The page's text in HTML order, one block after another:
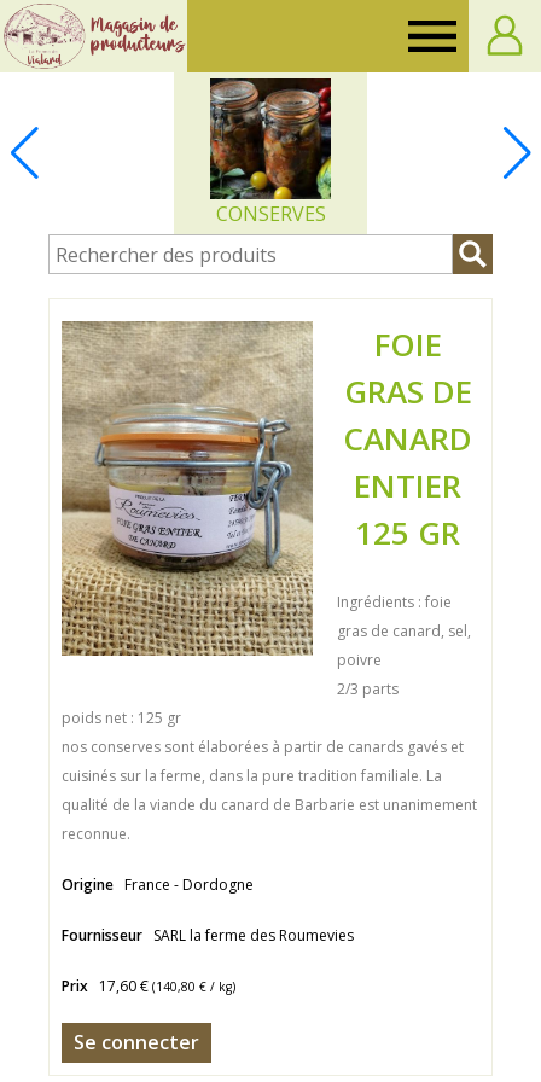
de
Vialard
CONSERVES
FOIE
GRAS DE
CANARD
ENTIER
125 GR
Ingrédients : foie
gras de canard, sel,
poivre
2/3 parts
poids net : 125 gr
nos conserves sont élaborées à partir de canards gavés et
cuisinés sur la ferme, dans la pure tradition familiale. La
qualité de la viande du canard de Barbarie est unanimement
reconnue.
Origine France - Dordogne
Fournisseur SARL la ferme des Roumevies
Prix 17,60 € (140,80 € / kg)
Se connecter